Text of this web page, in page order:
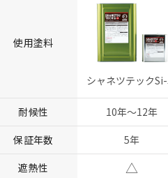
使用塗料
シャネツテック
耐候性 10年〜12年
保証年数
5年
遮熱性
△